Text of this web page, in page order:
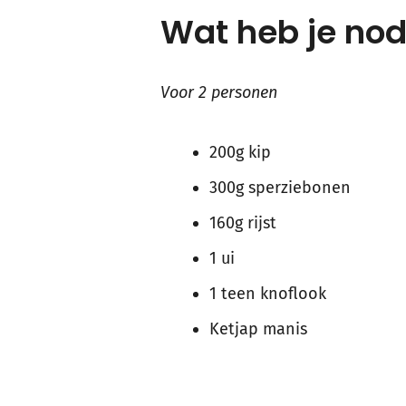
Wat heb je
Voor 2 personen
200g kip
300g sperziebonen
160g rijst
1 ui
1 teen knoflook
Ketjap manis